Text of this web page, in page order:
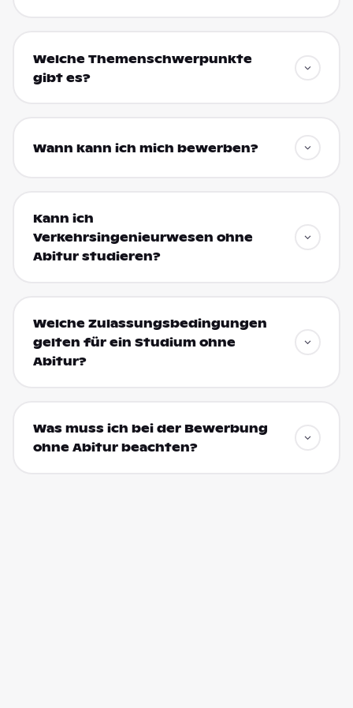
Welche Themenschwerpunkte
gibt es?
Wann kann ich mich bewerben?
Kann ich
Verkehrsingenieurwesen ohne
Abitur studieren?
Welche Zulassungsbedingungen
gelten für ein Studium ohne
Abitur?
Was muss ich bei der Bewerbung
ohne Abitur beachten?